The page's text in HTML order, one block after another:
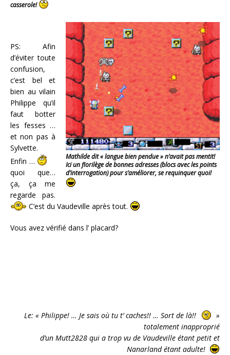
casserole!
Mathilde dit « langue bien pendue » n’avait pas mentit!
Ici un florilège de bonnes adresses (blocs avec les points
d’interrogation) pour s’améliorer, se requinquer quoi!
PS: Afin
d’éviter toute
confusion,
c’est bel et
bien au vilain
Philippe qu’il
faut botter
les fesses …
et non pas à
Sylvette.
Enfin …
quoi que…
ça, ça me
regarde pas.
C’est du Vaudeville après tout.
Vous avez vérifié dans l’ placard?
Le: « Philippe! … Je sais où tu t’ caches!! … Sort de là!!
»
totalement inapproprié
d’un Mutt2828 qui a trop vu de Vaudeville étant petit et
Nanarland étant adulte!